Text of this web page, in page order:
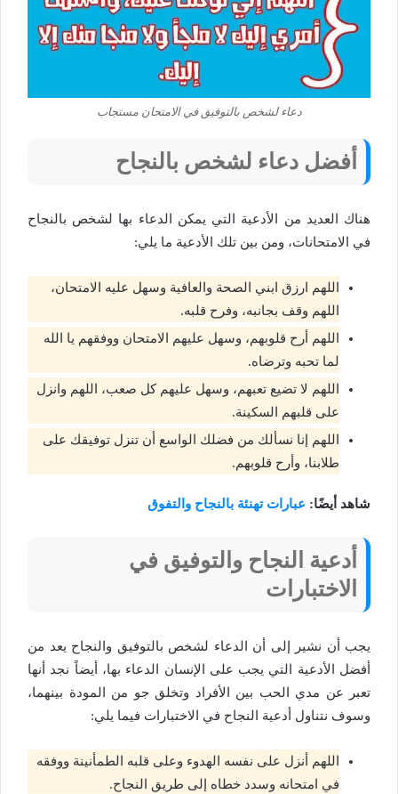
دعاء لشخص بالتوفيق في الامتحان مستجاب
أفضل دعاء لشخص بالنجاح
هناك العديد من الأدعية التي يمكن الدعاء بها لشخص بالنجاح
في الامتحانات، ومن بين تلك الأدعية ما يلي:
اللهم ارزق ابني الصحة والعافية وسهل عليه الامتحان،
اللهم وقف بجانبه، وفرح قلبه.
اللهم أرح قلوبهم، وسهل عليهم الامتحان ووفقهم يا الله
لما تحبه وترضاه.
اللهم لا تضيع تعبهم، وسهل عليهم كل صعب، اللهم وانزل
على قلبهم السكينة.
اللهم إنا نسألك من فضلك الواسع أن تنزل توفيقك على
طلابنا، وأرح قلوبهم.
شاهد أيضًا: عبارات تهنئة بالنجاح والتفوق
أدعية النجاح والتوفيق في
الاختبارات
يجب أن نشير إلى أن الدعاء لشخص بالتوفيق والنجاح يعد من
أفضل الأدعية التي يجب على الإنسان الدعاء بها، أيضاً نجد أنها
تعبر عن مدي الحب بين الأفراد وتخلق جو من المودة بينهما،
وسوف نتناول أدعية النجاح في الاختبارات فيما يلي:
اللهم أنزل على نفسه الهدوء وعلى قلبه الطمأنينة ووفقه
في امتحانه وسدد خطاه إلى طريق النجاح.